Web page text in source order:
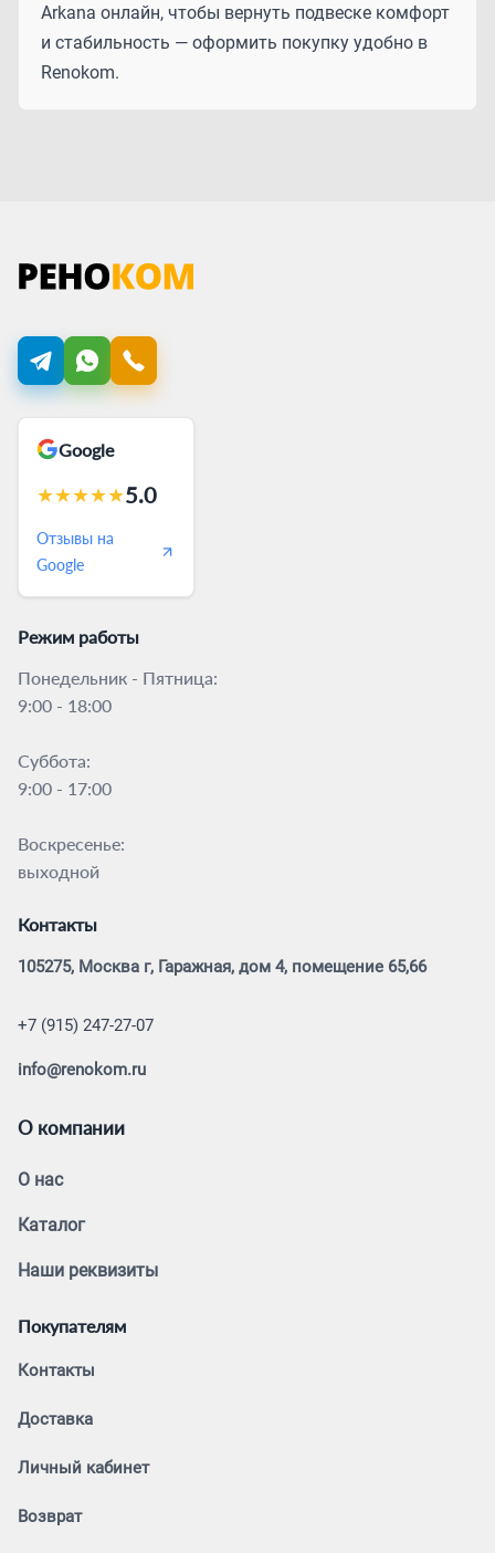
Arkana онлайн, чтобы вернуть подвеске комфорт
и стабильность — оформить покупку удобно в
Renokom.
Google
★★★★★5.0
Отзывы на
Google
Режим работы
Понедельник - Пятница:
9:00 - 18:00
Суббота:
9:00 - 17:00
Воскресенье:
выходной
Контакты
105275, Москва г, Гаражная, дом 4, помещение 65,66
+7 (915) 247-27-07
info@renokom.ru
О компании
О нас
Каталог
Наши реквизиты
Покупателям
Контакты
Доставка
Личный кабинет
Возврат